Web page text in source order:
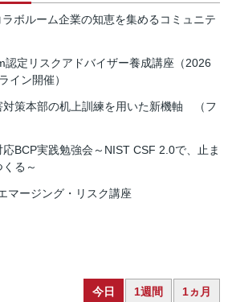
ボルーム企業の知恵を集めるコミュニテ
認定リスクアドバイザー養成講座（2026
イン開催）
対策本部の机上訓練を用いた新機軸 （フ
BCP実践勉強会～NIST CSF 2.0で、止ま
る～
マージング・リスク講座
今日 1週間 1ヵ月